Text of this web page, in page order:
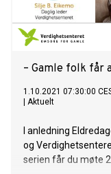
– Gamle folk får
1.10.2021 07:30:00
Aktuelt
I anledning
og
serien får du møte